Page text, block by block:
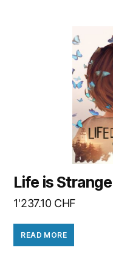
Life is
1'237.10 CHF
READ MORE